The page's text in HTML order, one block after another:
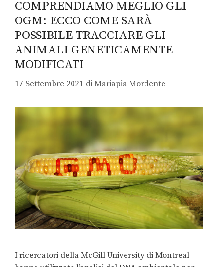
COMPRENDIAMO MEGLIO GLI
OGM: ECCO COME SARÀ
POSSIBILE TRACCIARE GLI
ANIMALI GENETICAMENTE
MODIFICATI
17 Settembre 2021 diMariapia Mordente
I ricercatori della McGill University di Montreal